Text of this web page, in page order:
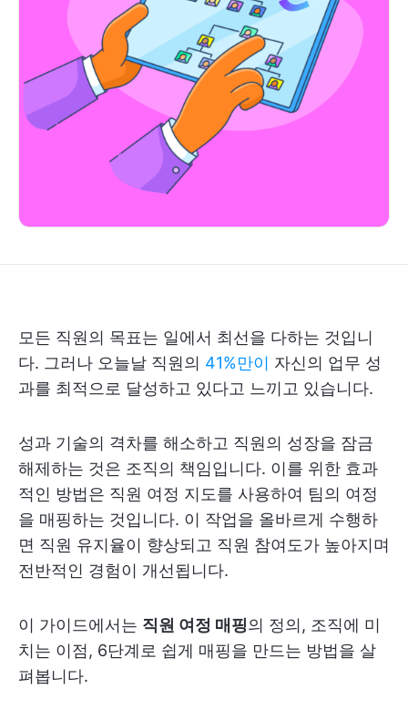
모든 직원의 목표는 일에서 최선을 다하는 것입니
다. 그러나 오늘날 직원의 41%만이 자신의 업무 성
과를 최적으로 달성하고 있다고 느끼고 있습니다.
성과 기술의 격차를 해소하고 직원의 성장을 잠금
해제하는 것은 조직의 책임입니다. 이를 위한 효과
적인 방법은 직원 여정 지도를 사용하여 팀의 여정
을 매핑하는 것입니다. 이 작업을 올바르게 수행하
면 직원 유지율이 향상되고 직원 참여도가 높아지며
전반적인 경험이 개선됩니다.
이 가이드에서는 직원 여정 매핑의 정의, 조직에 미
치는 이점, 6단계로 쉽게 매핑을 만드는 방법을 살
펴봅니다.